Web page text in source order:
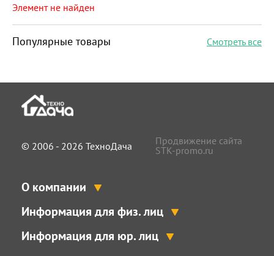
Элемент не найден
Популярные товары Смотреть все
© 2006 - 2026 ТехноДача
Продвижение сайта
STK-promo.ru
О компании
Информация для физ. лиц
Информация для юр. лиц